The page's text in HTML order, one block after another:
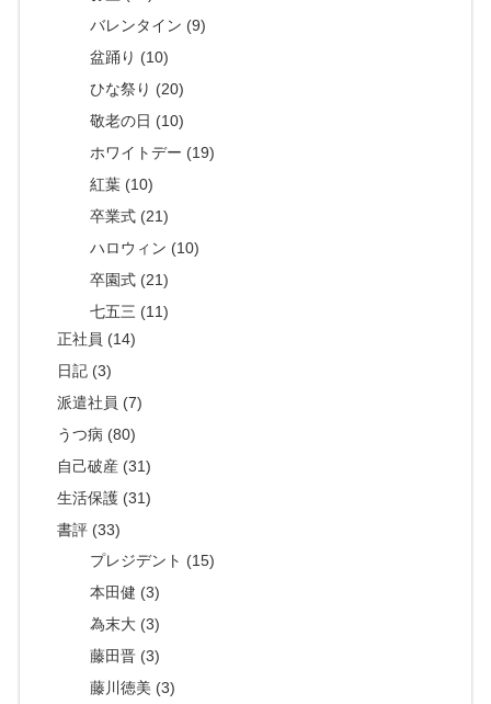
バレンタイン (9)
盆踊り (10)
ひな祭り (20)
敬老の日 (10)
ホワイトデー (19)
紅葉 (10)
卒業式 (21)
ハロウィン (10)
卒園式 (21)
七五三 (11)
正社員 (14)
日記 (3)
派遣社員 (7)
うつ病 (80)
自己破産 (31)
生活保護 (31)
書評 (33)
プレジデント (15)
本田健 (3)
為末大 (3)
藤田晋 (3)
藤川徳美 (3)